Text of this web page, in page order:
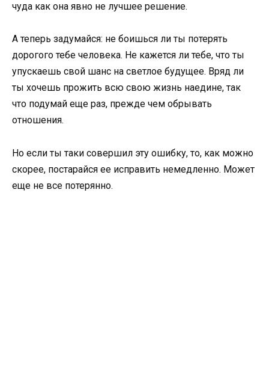
чуда как она явно не лучшее решение.
А теперь задумайся: не боишься ли ты потерять
дорогого тебе человека. Не кажется ли тебе, что ты
упускаешь свой шанс на светлое будущее. Вряд ли
ты хочешь прожить всю свою жизнь наедине, так
что подумай еще раз, прежде чем обрывать
отношения.
Но если ты таки совершил эту ошибку, то, как можно
скорее, постарайся ее исправить немедленно. Может
еще не все потерянно.